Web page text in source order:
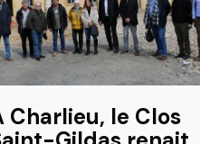
Charlieu, le Clos